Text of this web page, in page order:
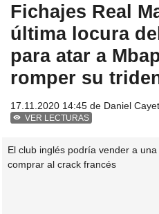
Fichajes Real
última locura
para atar a
romper su
17.11.2020 14:45 de Daniel
VER LECTURAS
El club inglés podría vender a
comprar al crack francés